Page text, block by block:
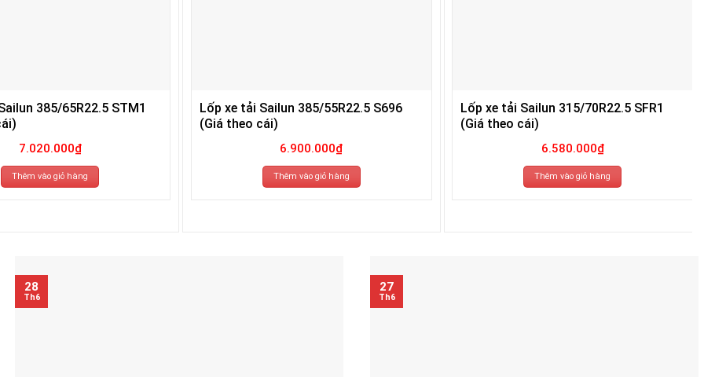
385/65R22.5 STM1
7.020.000₫
Thêm vào giỏ hàng
Lốp xe tải Sailun 385/55R22.5 S696
(Giá theo cái)
6.900.000₫
Thêm vào giỏ hàng
Lốp xe tải Sailun 315/70R22.5 SFR1
(Giá theo cái)
6.580.000₫
Thêm vào giỏ hàng
28
Th6
27
Th6